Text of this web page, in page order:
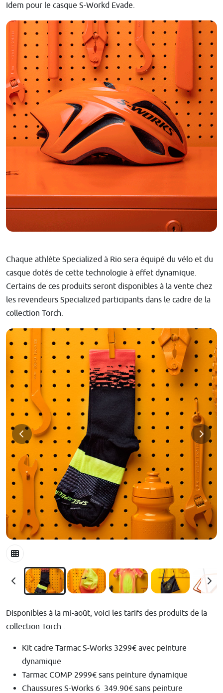
Idem pour le casque S-Workd Evade.
Chaque athlète Specialized à Rio sera équipé du vélo et du
casque dotés de cette technologie à effet dynamique.
Certains de ces produits seront disponibles à la vente chez
les revendeurs Specialized participants dans le cadre de la
collection Torch.
Disponibles à la mi-août, voici les tarifs des produits de la
collection Torch :
Kit cadre Tarmac S-Works 3299€ avec peinture
dynamique
Tarmac COMP 2999€ sans peinture dynamique
Chaussures S-Works 6 349.90€ sans peinture